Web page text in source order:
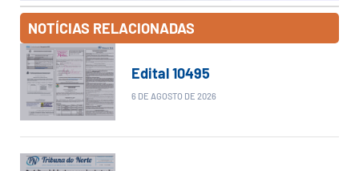
NOTÍCIAS RELACIONADAS
Edital 10495
6 DE AGOSTO DE 2026